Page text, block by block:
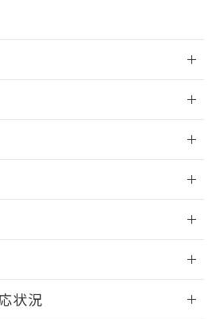
による影響
す。
状況
同利用者とは、"個人情報
に関して"
」に記載されている法人を
10物質）の非含有証明書
証明書（当社基準）
日時点で非含有を証明す
ん。
令のフタル酸エステル類４
、対応完了までの期間は出
載しておりました。
応品への在庫切替を完了
ら、特段のことがない限